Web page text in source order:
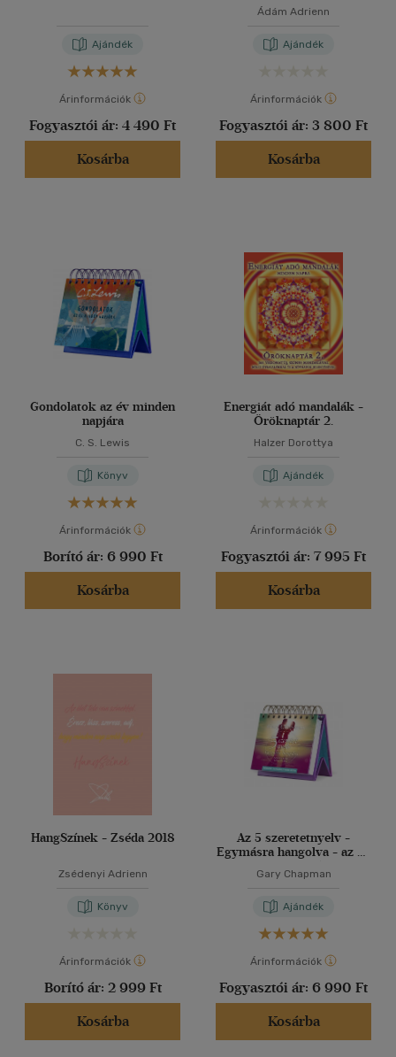
Ajándék
Árinformációk
Fogyasztói ár: 4 490 Ft
Kosárba
Ádám Adrienn
Ajándék
Árinformációk
Fogyasztói ár: 3 800 Ft
Kosárba
Gondolatok az év minden
napjára
C. S. Lewis
Könyv
Árinformációk
Borító ár: 6 990 Ft
Kosárba
Energiát adó mandalák -
Öröknaptár 2.
Halzer Dorottya
Ajándék
Árinformációk
Fogyasztói ár: 7 995 Ft
Kosárba
HangSzínek - Zséda 2018
Zsédenyi Adrienn
Könyv
Árinformációk
Borító ár: 2 999 Ft
Kosárba
Az 5 szeretetnyelv -
Egymásra hangolva - az év
Öröknaptár
Gary Chapman
Ajándék
Árinformációk
Fogyasztói ár: 6 990 Ft
Kosárba